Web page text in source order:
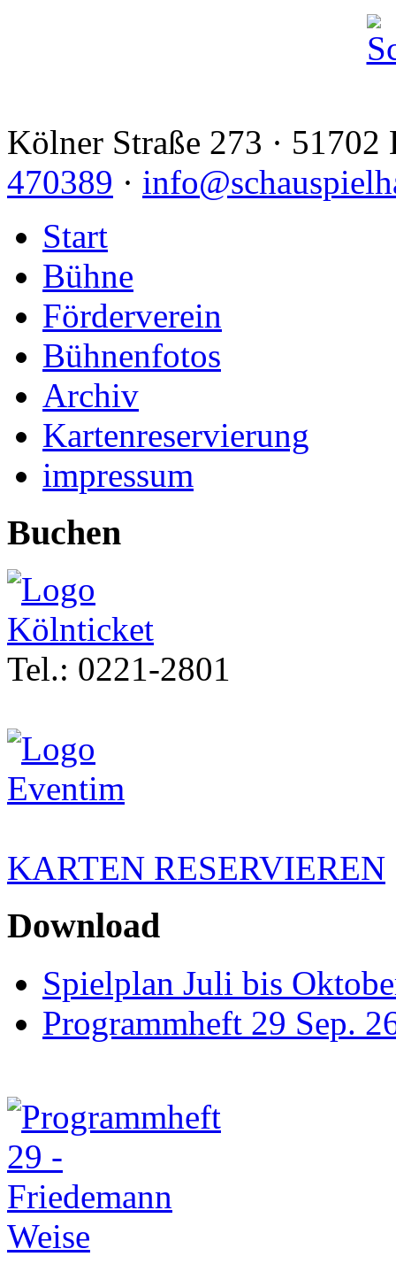
Kölner Straße 273 · 51702
470389 ·
Start
Bühne
Förderverein
Bühnenfotos
Archiv
Kartenreservierung
impressum
Buchen
Tel.: 0221-2801
KARTEN RESERVIEREN
Download
Spielplan Juli bis
Programmheft 29 Sep.